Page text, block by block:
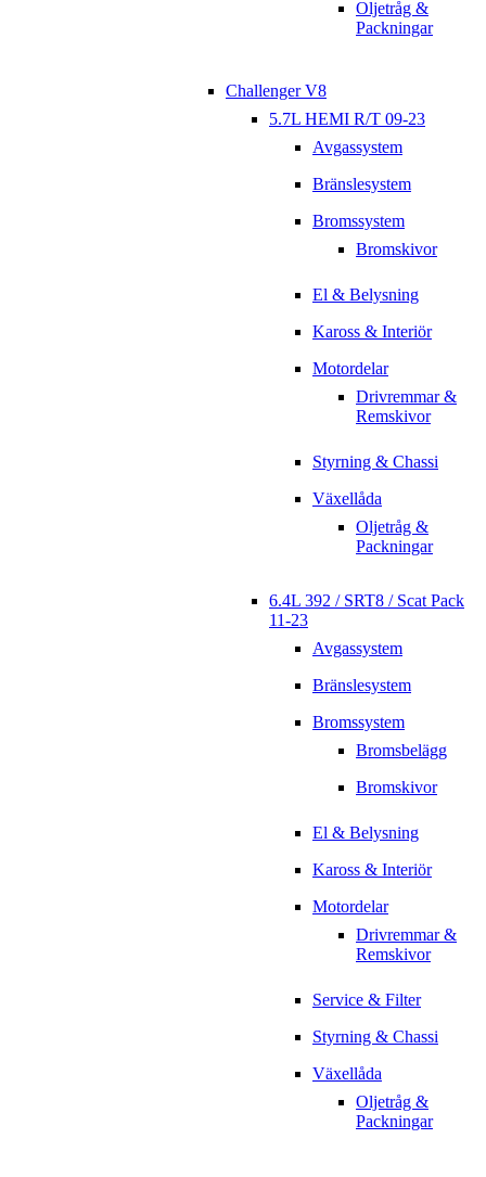
Oljetråg &
Packningar
Challenger V8
5.7L HEMI R/T 09-23
Avgassystem
Bränslesystem
Bromssystem
Bromskivor
El & Belysning
Kaross & Interiör
Motordelar
Drivremmar &
Remskivor
Styrning & Chassi
Växellåda
Oljetråg &
Packningar
6.4L 392 / SRT8 / Scat Pack
11-23
Avgassystem
Bränslesystem
Bromssystem
Bromsbelägg
Bromskivor
El & Belysning
Kaross & Interiör
Motordelar
Drivremmar &
Remskivor
Service & Filter
Styrning & Chassi
Växellåda
Oljetråg &
Packningar